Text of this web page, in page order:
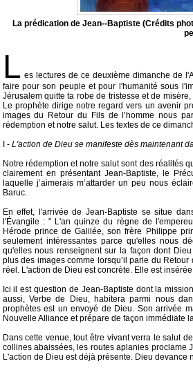
La prédication de Jean--Baptiste (Crédits
L es lectures de ce deuxième dimanche de
faire pour son peuple et pour l'humanité sous
Jérusalem quitte ta robe de tristesse et de
Le prophète dirige notre regard vers un avenir
images du Retour du Fils de l’homme nous
rédemption et notre salut. Les textes de ce
I - L'action de Dieu se manifeste dès maintenant
Notre rédemption et notre salut sont des réalités
clairement en présentant Jean-Baptiste, le
laquelle j’aimerais m’attarder un peu nous
Baruc.
En effet, l'arrivée de Jean-Baptiste se situe
l'Évangile : " L'an quinze du règne de
Hérode prince de Galilée, son frère Philippe
seulement intéressantes parce qu'elles nous
qu'elles nous renseignent sur la façon dont
plus des images comme lorsqu’il parle du
réel. L'action de Dieu est concrète. Elle est
Ici il est question de Jean-Baptiste dont la
aussi, Verbe de Dieu, habitera parmi nous
prophètes est un envoyé de Dieu. Son arrivée
Nouvelle Alliance et prépare de façon immédiate
Dans cette venue, tout être vivant verra le salut
collines abaissées, les routes aplanies proclame
L'action de Dieu est déjà présente. Dieu devance